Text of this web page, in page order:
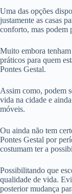
Uma das opções
justamente as casas
conforto, mas podem
Muito embora
práticos para quem
Pontes Gestal.
Assim como, podem
vida na cidade e
móveis.
Ou ainda não tem
Pontes Gestal por
costumam ter a
Possibilitando que
qualidade de vida.
posterior mudança